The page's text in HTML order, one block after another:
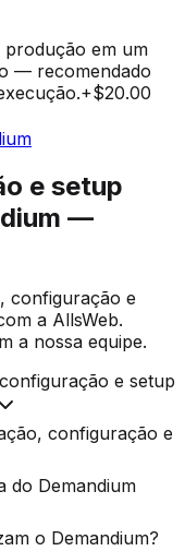
produção em um
— recomendado
+$20.00
e setup
—
configuração e
a AllsWeb.
a nossa equipe.
e setup
configuração e
do Demandium
o Demandium?